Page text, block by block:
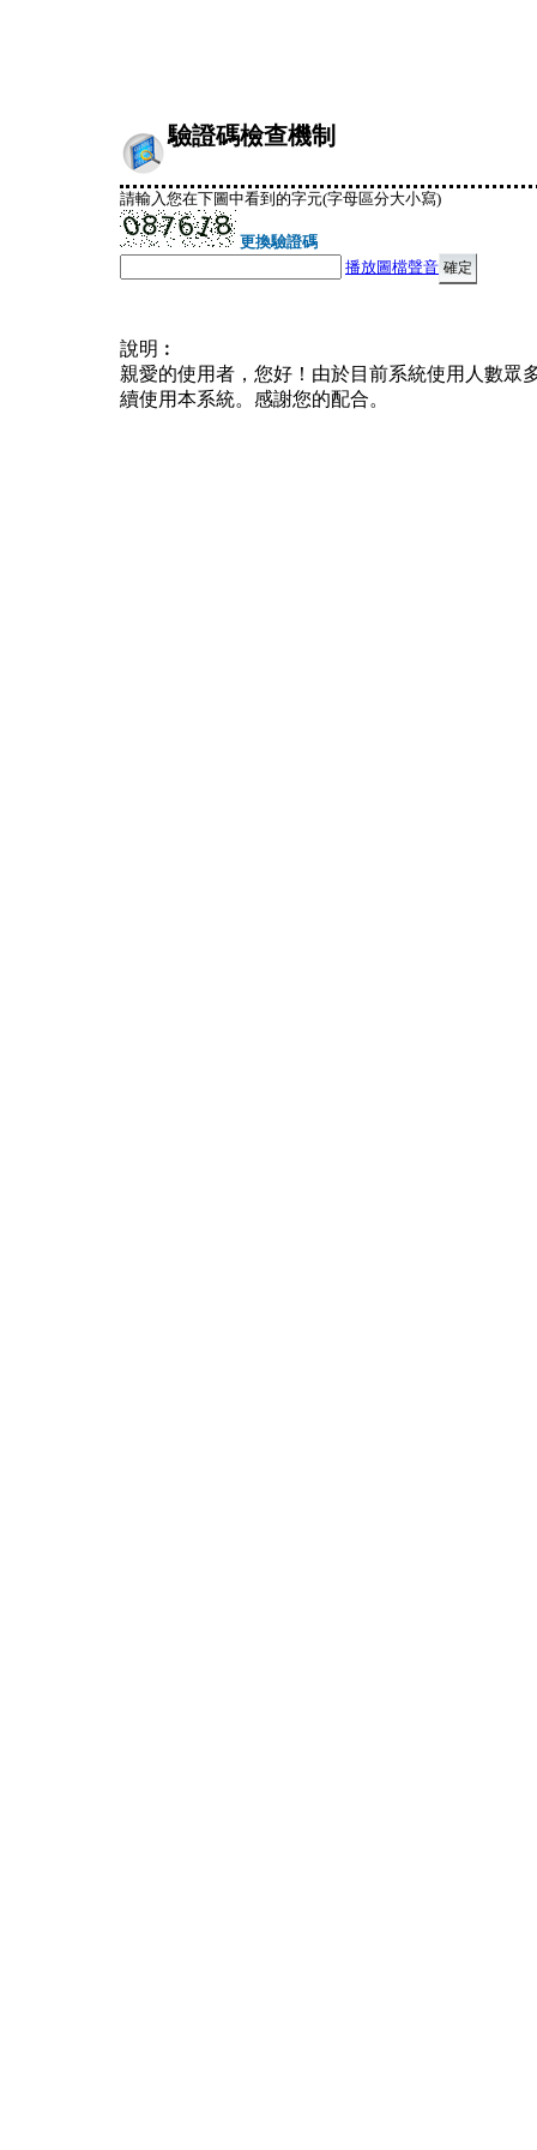
驗證碼檢查機制
請輸入您在下圖中看到的字元(字母區分大小寫)
更換驗證碼
播放圖檔聲音
說明︰
親愛的使用者，您好！由於目前系統使用人數眾
續使用本系統。感謝您的配合。